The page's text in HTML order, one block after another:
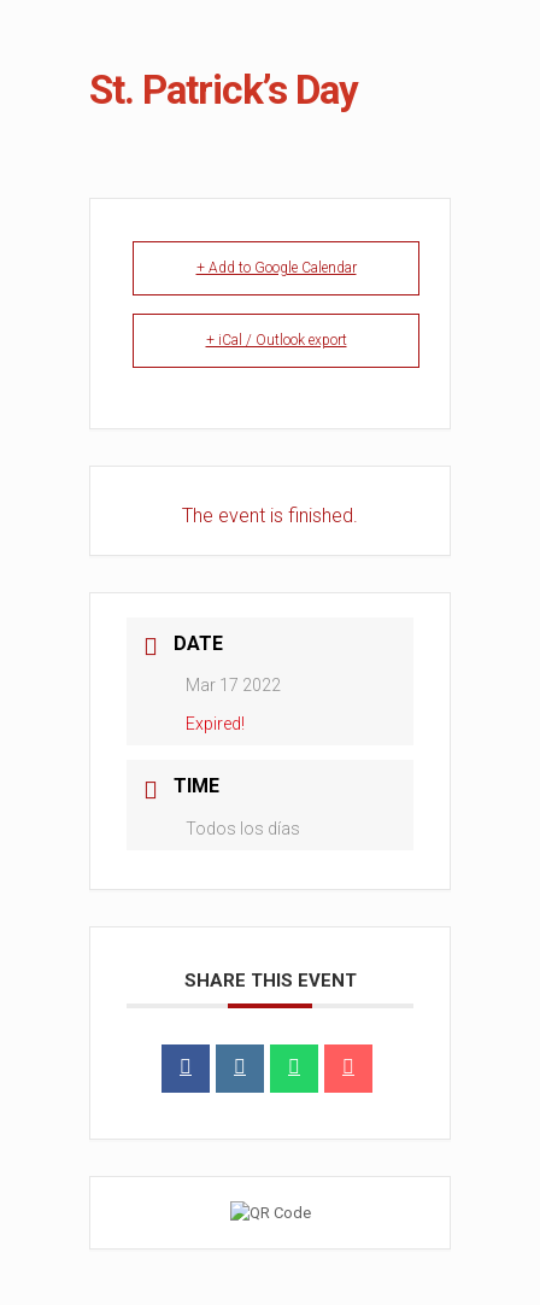
St. Patrick’s Day
+ Add to Google Calendar
+ iCal / Outlook export
The event is finished.
DATE
Mar 17 2022
Expired!
TIME
Todos los días
SHARE THIS EVENT